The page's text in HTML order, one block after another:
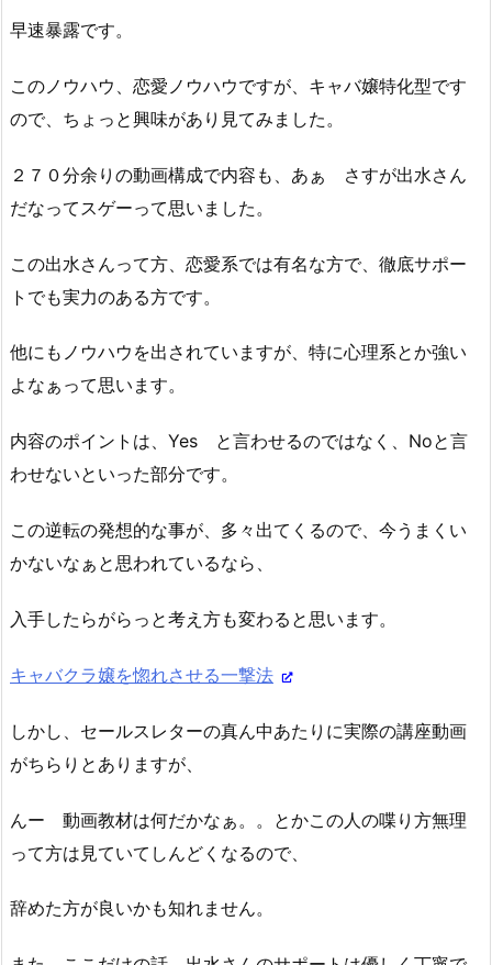
早速暴露です。
このノウハウ、恋愛ノウハウですが、キャバ嬢特化型です
ので、ちょっと興味があり見てみました。
２７０分余りの動画構成で内容も、あぁ さすが出水さん
だなってスゲーって思いました。
この出水さんって方、恋愛系では有名な方で、徹底サポー
トでも実力のある方です。
他にもノウハウを出されていますが、特に心理系とか強い
よなぁって思います。
内容のポイントは、Yes と言わせるのではなく、Noと言
わせないといった部分です。
この逆転の発想的な事が、多々出てくるので、今うまくい
かないなぁと思われているなら、
入手したらがらっと考え方も変わると思います。
キャバクラ嬢を惚れさせる一撃法
しかし、セールスレターの真ん中あたりに実際の講座動画
がちらりとありますが、
んー 動画教材は何だかなぁ。。とかこの人の喋り方無理
って方は見ていてしんどくなるので、
辞めた方が良いかも知れません。